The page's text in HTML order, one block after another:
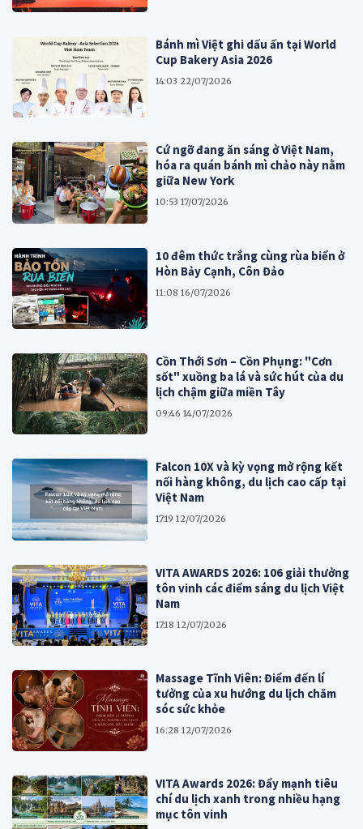
Bánh mì Việt ghi dấu ấn tại World
Cup Bakery Asia 2026
14:03 22/07/2026
Cứ ngỡ đang ăn sáng ở Việt Nam,
hóa ra quán bánh mì chảo này nằm
giữa New York
10:53 17/07/2026
10 đêm thức trắng cùng rùa biển ở
Hòn Bảy Cạnh, Côn Đảo
11:08 16/07/2026
Cồn Thới Sơn – Cồn Phụng: "Cơn
sốt" xuồng ba lá và sức hút của du
lịch chậm giữa miền Tây
09:46 14/07/2026
Falcon 10X và kỳ vọng mở rộng kết
nối hàng không, du lịch cao cấp tại
Việt Nam
17:19 12/07/2026
VITA AWARDS 2026: 106 giải thưởng
tôn vinh các điểm sáng du lịch Việt
Nam
17:18 12/07/2026
Massage Tĩnh Viên: Điểm đến lí
tưởng của xu hướng du lịch chăm
sóc sức khỏe
16:28 12/07/2026
VITA Awards 2026: Đẩy mạnh tiêu
chí du lịch xanh trong nhiều hạng
mục tôn vinh